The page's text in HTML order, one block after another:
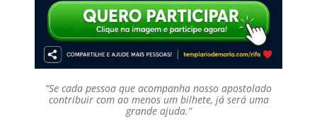
“Se cada pessoa que acompanha nosso apostolado
contribuir com ao menos um bilhete, já será uma
grande ajuda.”